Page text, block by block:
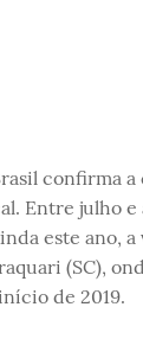
confirma a
Entre julho
este ano,
(SC),
de 2019.